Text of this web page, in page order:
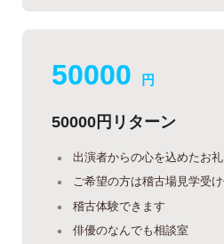
50000 円
50000円リターン
出演者からの心を込めたお
ご希望の方は稽古場見学受
稽古体験できます
俳優のなんでも相談室